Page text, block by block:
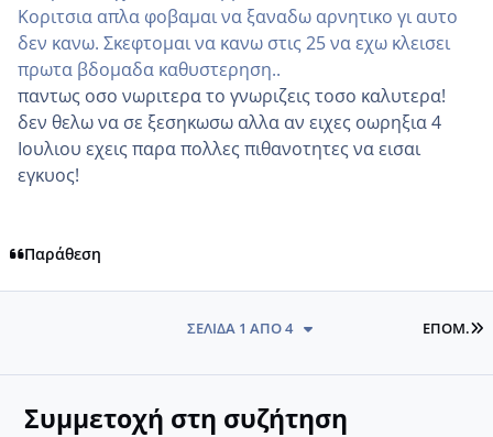
Κοριτσια απλα φοβαμαι να ξαναδω αρνητικο γι αυτο
δεν κανω. Σκεφτομαι να κανω στις 25 να εχω κλεισει
πρωτα βδομαδα καθυστερηση..
παντως οσο νωριτερα το γνωριζεις τοσο καλυτερα!
δεν θελω να σε ξεσηκωσω αλλα αν ειχες οωρηξια 4
Ιουλιου εχεις παρα πολλες πιθανοτητες να εισαι
εγκυος!
Παράθεση
ΕΠΌΜ.
ΣΕΛΊΔΑ 1 ΑΠΌ 4
Συμμετοχή στη συζήτηση